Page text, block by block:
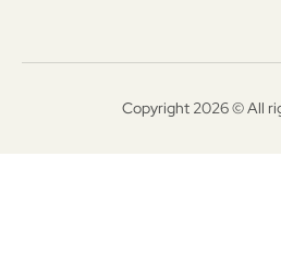
Copyright 2026 © All